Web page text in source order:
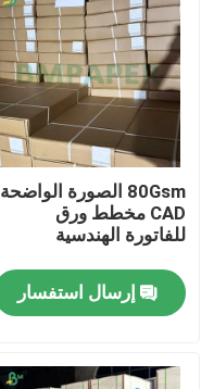
80Gsm الصورة الواضحة
CAD مخطط ورق
للفاتورة الهندسية
إرسال استفسار